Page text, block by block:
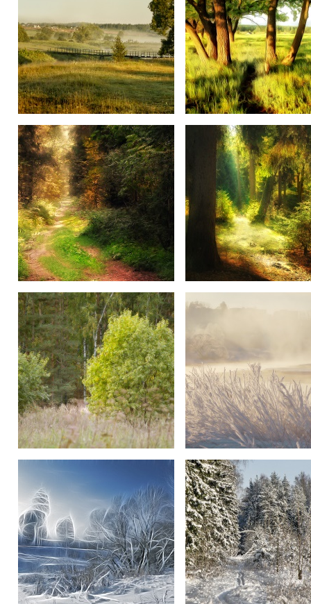
Окрестности г.Красноармейск. Деревья.
Лесная тропа... В лесу...
У леса Утренняя река